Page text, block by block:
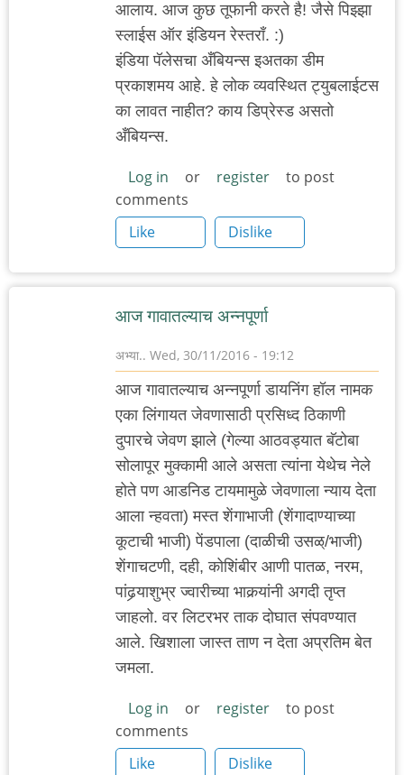
आलाय. आज कुछ तूफानी करते है! जैसे पिझ्झा
स्लाईस ऑर इंडियन रेस्तराँ. :)
इंडिया पॅलेसचा अँबियन्स इअतका डीम
प्रकाशमय आहे. हे लोक व्यवस्थित ट्युबलाईटस
का लावत नाहीत? काय डिप्रेस्ड असतो
अँबियन्स.
Log in or register
to post
comments
Like
Dislike
आज गावातल्याच अन्नपूर्णा
अभ्या.. Wed, 30/11/2016 - 19:12
आज गावातल्याच अन्नपूर्णा डायनिंग हॉल नामक
एका लिंगायत जेवणासाठी प्रसिध्द ठिकाणी
दुपारचे जेवण झाले (गेल्या आठवड्यात बॅटोबा
सोलापूर मुक्कामी आले असता त्यांना येथेच नेले
होते पण आडनिड टायमामुळे जेवणाला न्याय देता
आला न्हवता) मस्त शेंगाभाजी (शेंगादाण्याच्या
कूटाची भाजी) पेंडपाला (दाळीची उसळ्/भाजी)
शेंगाचटणी, दही, कोशिंबीर आणी पातळ, नरम,
पांढर्‍याशुभ्र ज्वारीच्या भाकर्‍यांनी अगदी तृप्त
जाहलो. वर लिटरभर ताक दोघात संपवण्यात
आले. खिशाला जास्त ताण न देता अप्रतिम बेत
जमला.
Log in or register
to post
comments
Like
Dislike